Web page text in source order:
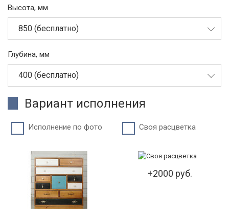
Высота, мм
850 (бесплатно)
Глубина, мм
400 (бесплатно)
Вариант исполнения
Исполнение по фото Своя расцветка
+2000 руб.